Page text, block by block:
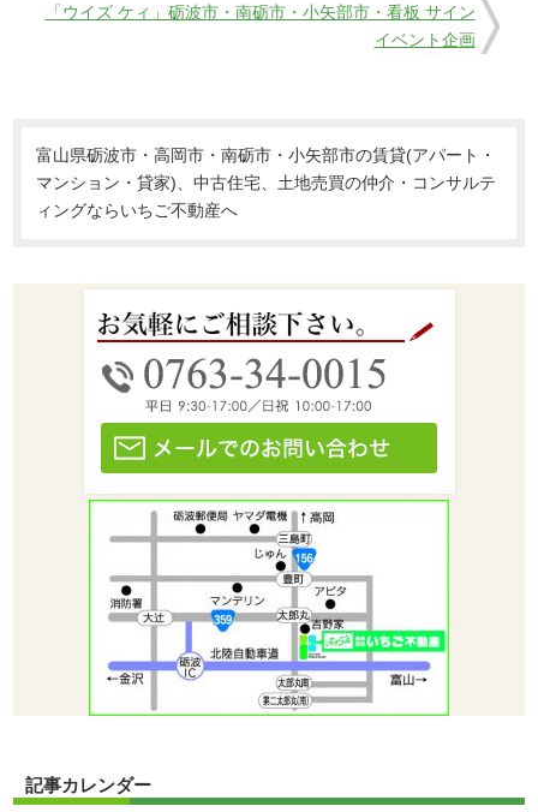
「ウイズ ケィ」砺波市・南砺市・小矢部市・看板 サイン
イベント企画
富山県砺波市・高岡市・南砺市・小矢部市の賃貸(アパート・
マンション・貸家)、中古住宅、土地売買の仲介・コンサルテ
ィングならいちご不動産へ
記事カレンダー